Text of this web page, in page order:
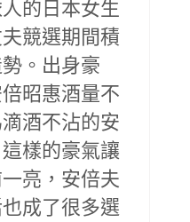
的日本女生
競選期間積
。出身豪
昭惠酒量不
酒不沾的安
樣的豪氣讓
亮，安倍夫
成了很多選